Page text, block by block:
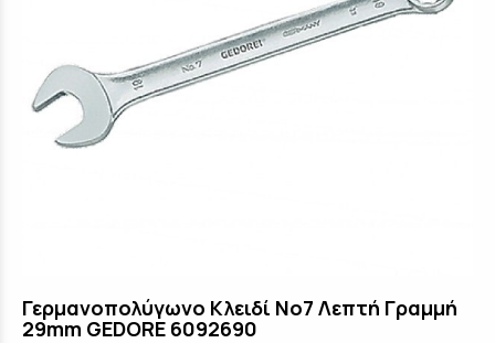
Γερμανοπολύγωνο Κλειδί No7 Λεπτή Γραμμή
29mm GEDORE 6092690